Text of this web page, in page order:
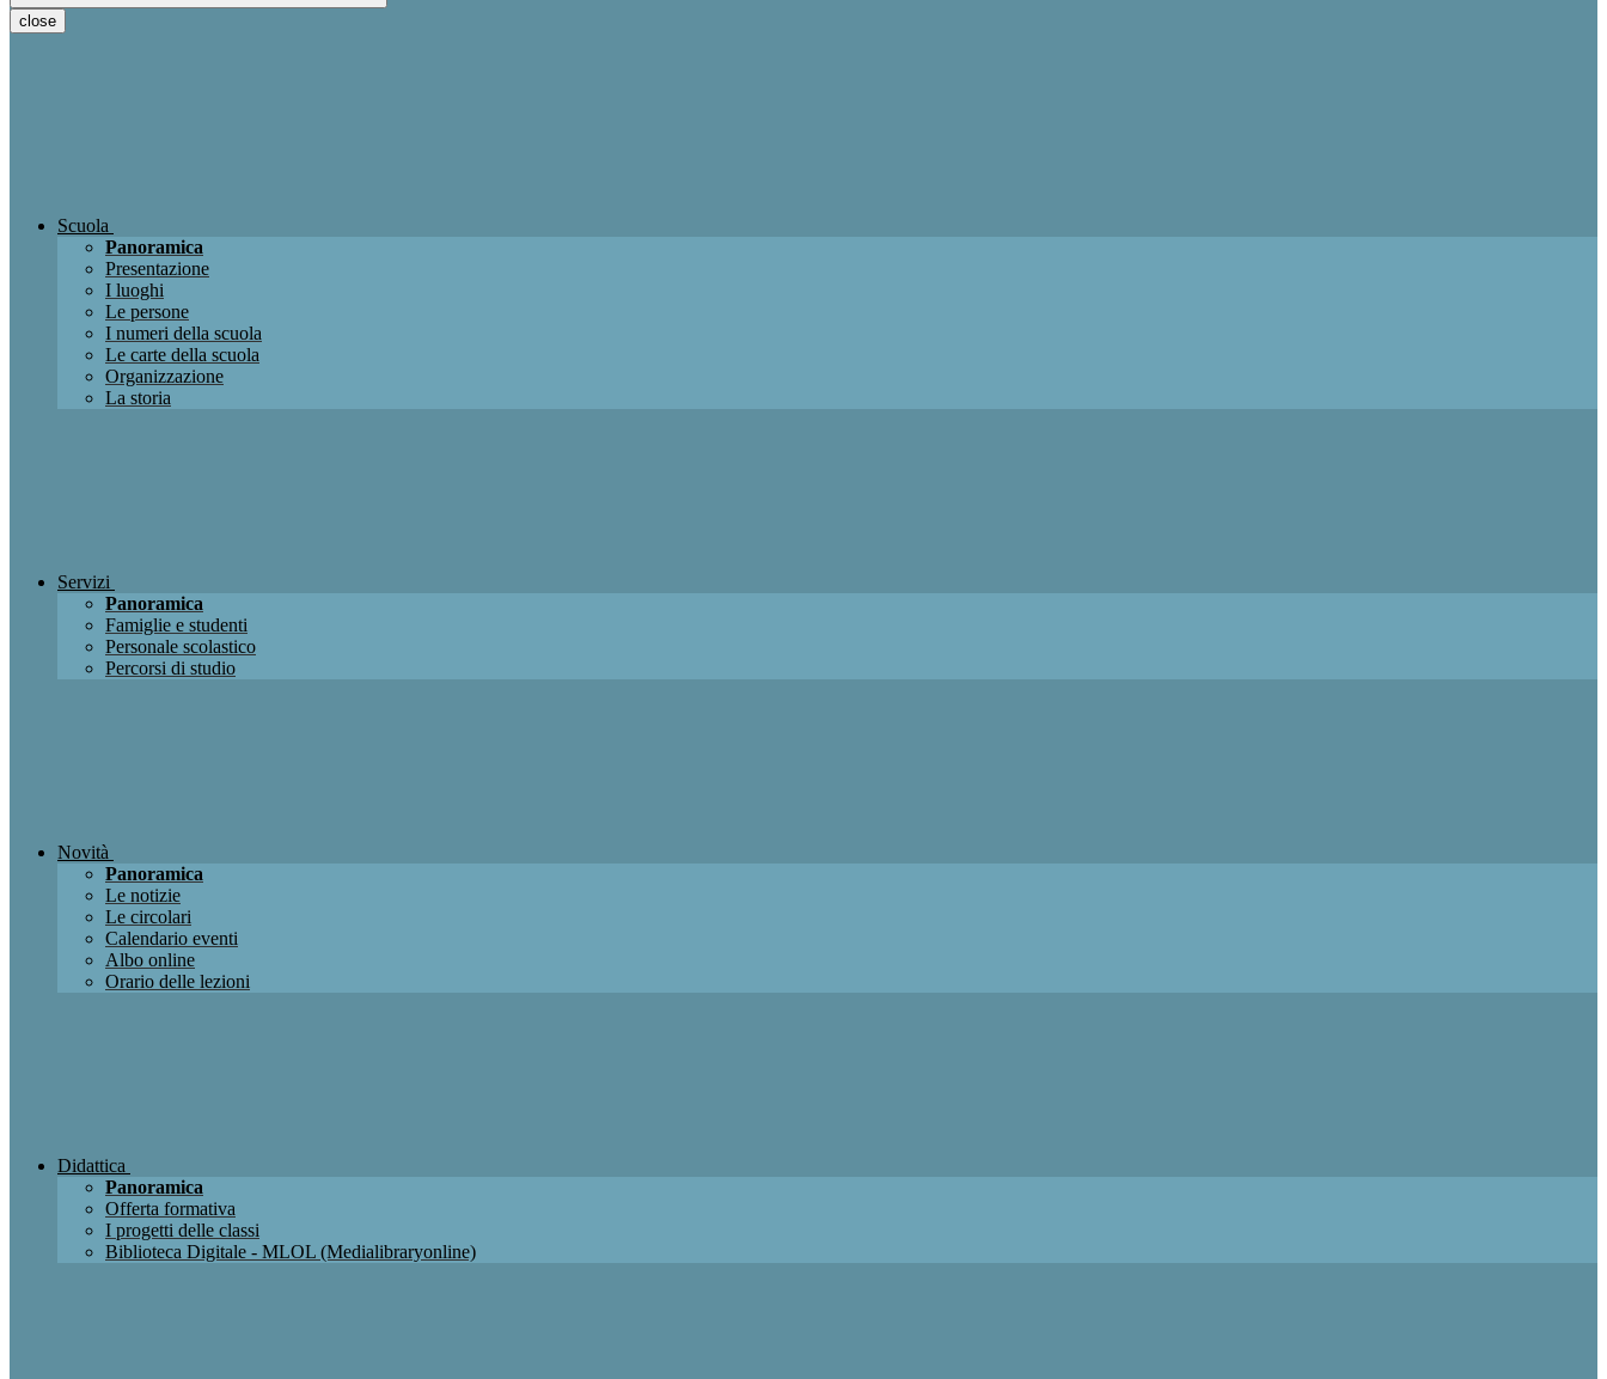
close
Scuola
Panoramica
Presentazione
I luoghi
Le persone
I numeri della scuola
Le carte della scuola
Organizzazione
La storia
Servizi
Panoramica
Famiglie e studenti
Personale scolastico
Percorsi di studio
Novità
Panoramica
Le notizie
Le circolari
Calendario eventi
Albo online
Orario delle lezioni
Didattica
Panoramica
Offerta formativa
I progetti delle classi
Biblioteca Digitale - MLOL (Medialibraryonline)